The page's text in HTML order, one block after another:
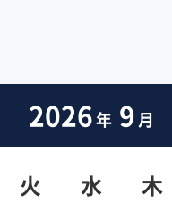
2026年 9月
火 水 木